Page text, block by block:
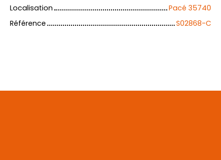
Localisation
Pacé 35740
Référence
S02868-C